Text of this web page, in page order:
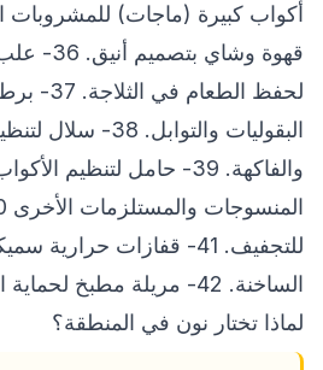
قهوة وشاي
لحفظ
البقوليات والتوابل.
والفاكهة. 39- حامل لتنظيم
للتجفيف. 41- قفازات
الساخنة. 42- مريلة مطبخ لحماية الملابس أثناء الطهي.
لماذا تختار نون في المنطقة؟